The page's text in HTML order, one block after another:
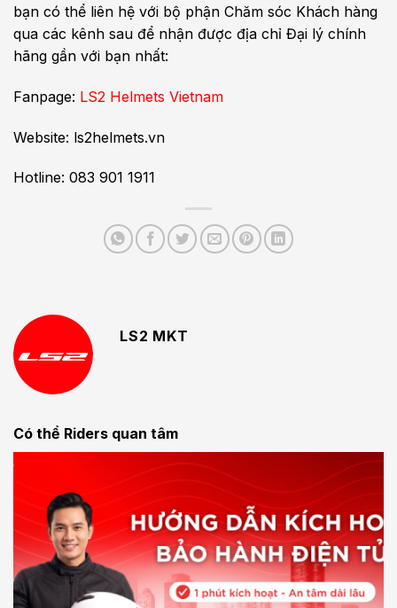
bạn có thể liên hệ với bộ phận Chăm sóc Khách hàng
qua các kênh sau để nhận được địa chỉ Đại lý chính
hãng gần với bạn nhất:
Fanpage: LS2 Helmets Vietnam
Website: ls2helmets.vn
Hotline: 083 901 1911
LS2 MKT
Có thể Riders quan tâm